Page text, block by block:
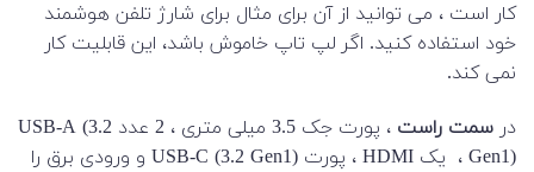
کار است ، می توانید از آن برای مثال برای شارژ تلفن هوشمند
خود استفاده کنید. اگر لپ تاپ خاموش باشد، این قابلیت کار
نمی کند.
در سمت راست
، پورت جک 3.5 میلی متری ، 2 عدد USB-A (3.2
Gen1) ، یک HDMI ، پورت USB-C (3.2 Gen1) و ورودی برق را